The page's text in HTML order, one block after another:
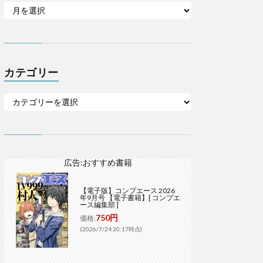
カテゴリー
広告:おすすめ書籍
【電子版】コンプエース 2026
年9月号 【電子書籍】[ コンプエ
ース編集部 ]
価格:750円
(2026/7/24 20:17時点)